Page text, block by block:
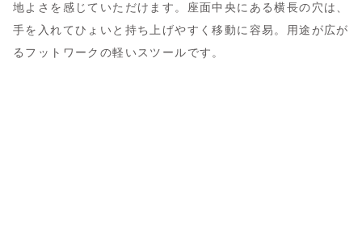
地よさを感じていただけます。座面中央にある横長の穴は、
手を入れてひょいと持ち上げやすく移動に容易。用途が広が
るフットワークの軽いスツールです。